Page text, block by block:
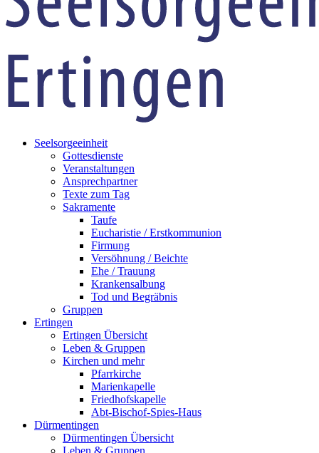
Seelsorgeeinheit
Gottesdienste
Veranstaltungen
Ansprechpartner
Texte zum Tag
Sakramente
Taufe
Eucharistie / Erstkommunion
Firmung
Versöhnung / Beichte
Ehe / Trauung
Krankensalbung
Tod und Begräbnis
Gruppen
Ertingen
Ertingen Übersicht
Leben & Gruppen
Kirchen und mehr
Pfarrkirche
Marienkapelle
Friedhofskapelle
Abt-Bischof-Spies-Haus
Dürmentingen
Dürmentingen Übersicht
Leben & Gruppen